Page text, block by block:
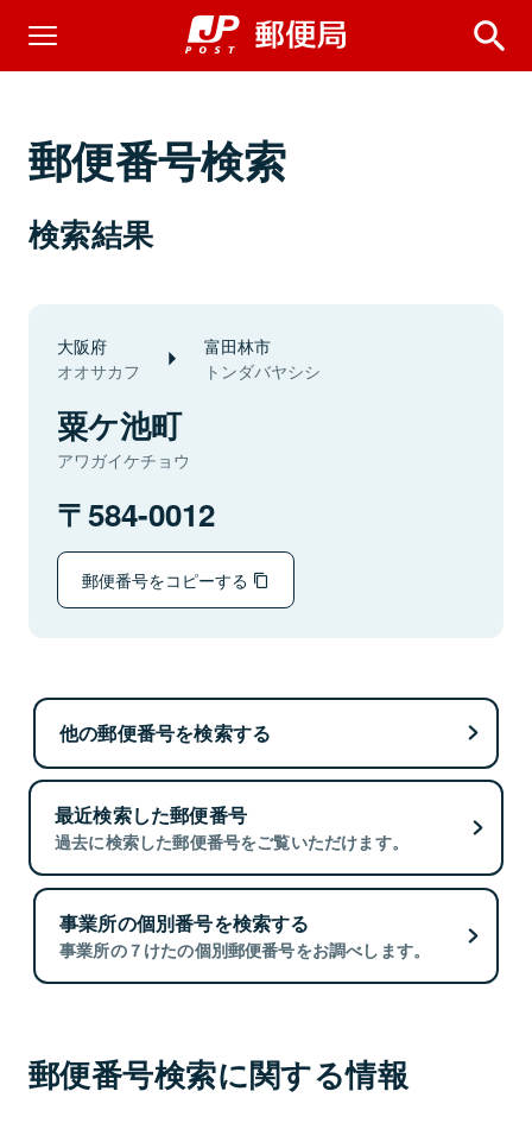
郵便番号検索
検索結果
大阪府
オオサカフ
富田林市
トンダバヤシシ
粟ケ池町
アワガイケチョウ
584-0012
郵便番号をコピーする
他の郵便番号を検索する
最近検索した郵便番号
過去に検索した郵便番号をご覧いただけます。
事業所の個別番号を検索する
事業所の７けたの個別郵便番号をお調べします。
郵便番号検索に関する情報